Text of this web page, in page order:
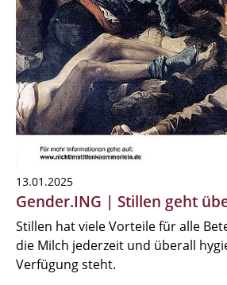
13.01.2025
Gender.ING | Stillen geht
Stillen hat viele Vorteile für alle
die Milch jederzeit und überall
Verfügung steht.